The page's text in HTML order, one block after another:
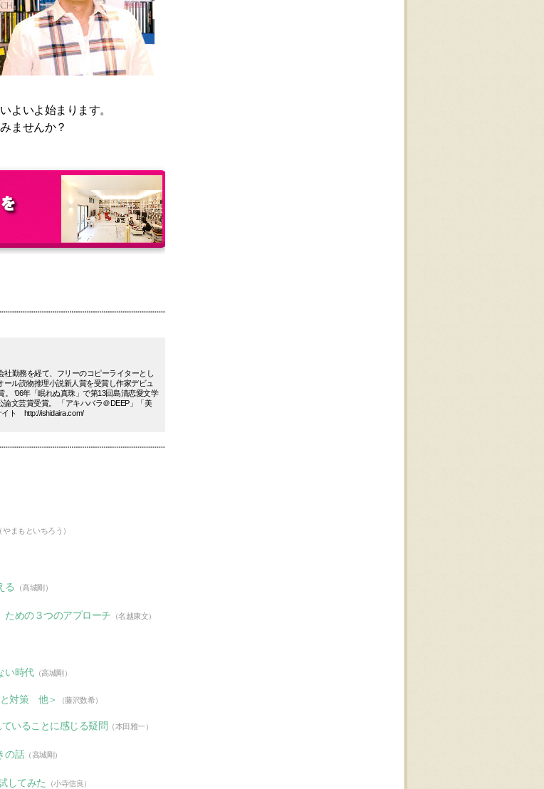
よいよ始まります。
ませんか？
社勤務を経て、フリーのコピーライターとし
ル読物推理小説新人賞を受賞し作家デビュ
。 ‘06年「眠れぬ真珠」で第13回島清恋愛文学
文芸賞受賞。 「アキハバラ＠DEEP」「美
ト http://ishidaira.com/
やまもといちろう）
る （高城剛）
めの３つのアプローチ （名越康文）
い時代（高城剛）
と対策 他＞ （藤沢数希）
いることに感じる疑問 （本田雅一）
の話（高城剛）
してみた （小寺信良）